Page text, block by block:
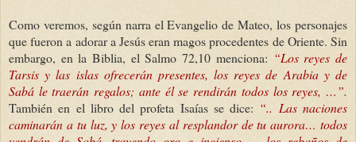
Como veremos, según narra el Evangelio de Mateo, los personajes
que fueron a adorar a Jesús eran magos procedentes de Oriente. Sin
embargo, en la Biblia, el Salmo 72,10 menciona: “Los reyes de
Tarsis y las islas ofrecerán presentes, los reyes de Arabia y de
Sabá le traerán regalos; ante él se rendirán todos los reyes, …”.
También en el libro del profeta Isaías se dice: “.. Las naciones
caminarán a tu luz, y los reyes al resplandor de tu aurora… todos